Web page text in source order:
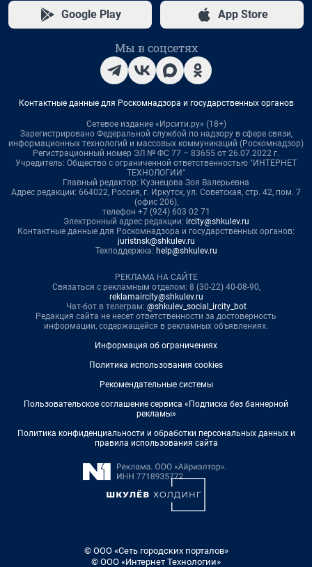
Google Play App Store
Мы в соцсетях
Контактные данные для Роскомнадзора и государственных органов
Сетевое издание «Ирсити.ру» (18+)
Зарегистрировано Федеральной службой по надзору в сфере связи,
информационных технологий и массовых коммуникаций (Роскомнадзор)
Регистрационный номер ЭЛ № ФС 77 – 83655 от 26.07.2022 г.
Учредитель: Общество с ограниченной ответственностью "ИНТЕРНЕТ
ТЕХНОЛОГИИ"
Главный редактор: Кузнецова Зоя Валерьевна
Адрес редакции: 664022, Россия, г. Иркутск, ул. Советская, стр. 42, пом. 7
(офис 206),
телефон +7 (924) 603 02 71
Электронный адрес редакции: ircity@shkulev.ru
Контактные данные для Роскомнадзора и государственных органов:
juristnsk@shkulev.ru
Техподдержка: help@shkulev.ru
РЕКЛАМА НА САЙТЕ
Связаться с рекламным отделом: 8 (30-22) 40-08-90,
reklamaircity@shkulev.ru
Чат-бот в телеграм: @shkulev_social_ircity_bot
Редакция сайта не несет ответственности за достоверность
информации, содержащейся в рекламных объявлениях.
Информация об ограничениях
Политика использования cookies
Рекомендательные системы
Пользовательское соглашение сервиса «Подписка без баннерной
рекламы»
Политика конфиденциальности и обработки персональных данных и
правила использования сайта
© ООО «Сеть городских порталов»
© ООО «Интернет Технологии»